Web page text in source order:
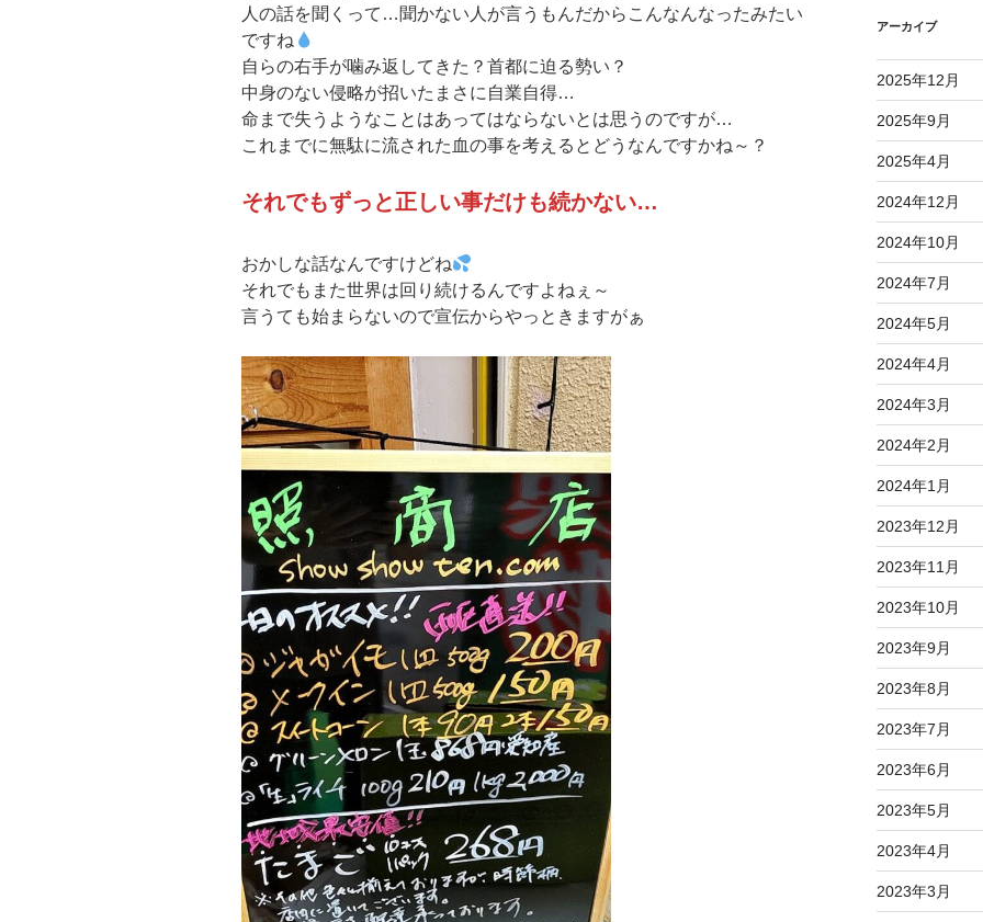
人の話を聞くって…聞かない人が言うもんだからこんなんなったみたい
ですね
自らの右手が噛み返してきた？首都に迫る勢い？
中身のない侵略が招いたまさに自業自得…
命まで失うようなことはあってはならないとは思うのですが…
これまでに無駄に流された血の事を考えるとどうなんですかね～？
それでもずっと正しい事だけも続かない…
おかしな話なんですけどね
それでもまた世界は回り続けるんですよねぇ～
言うても始まらないので宣伝からやっときますがぁ
アーカイブ
2025年12月
2025年9月
2025年4月
2024年12月
2024年10月
2024年7月
2024年5月
2024年4月
2024年3月
2024年2月
2024年1月
2023年12月
2023年11月
2023年10月
2023年9月
2023年8月
2023年7月
2023年6月
2023年5月
2023年4月
2023年3月